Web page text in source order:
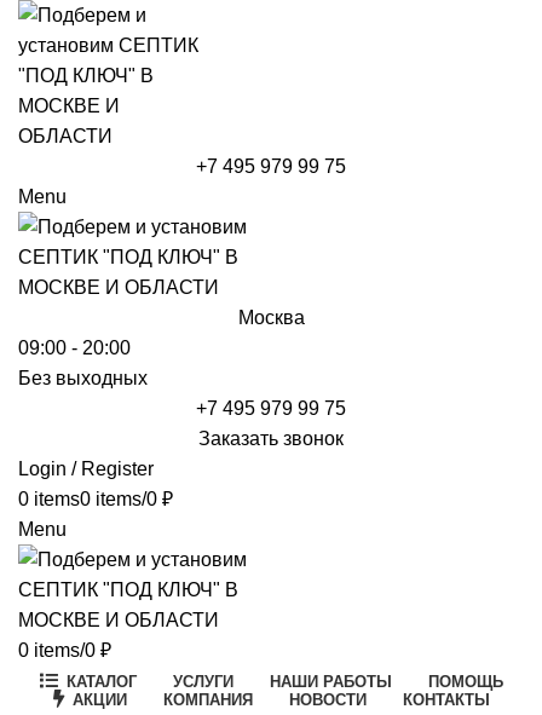
+7 495 979 99 75
Menu
Москва
09:00 - 20:00
Без выходных
+7 495 979 99 75
Заказать звонок
Login / Register
0 items0 items/0 ₽
Menu
0 items/0 ₽
КАТАЛОГ УСЛУГИ НАШИ РАБОТЫ
ПОМОЩЬ
АКЦИИ
КОМПАНИЯ НОВОСТИ КОНТАКТЫ